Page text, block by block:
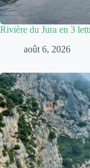
Rivière du Jura en 3
août 6, 2026